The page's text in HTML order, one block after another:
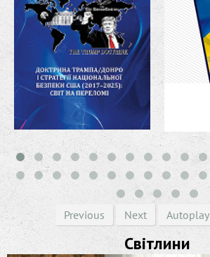
Previous Next Autoplay
Світлини